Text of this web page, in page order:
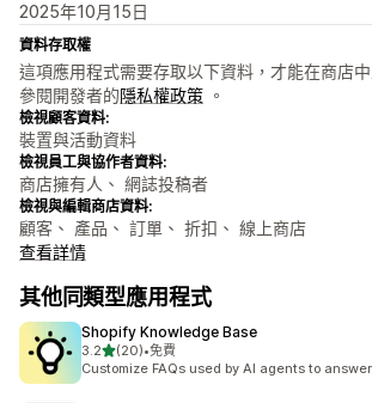
2025年10月15日
資料存取權
這項應用程式需要存取以下資料，才能在商店
參閱開發者的隱私權政策 。
檢視顧客資料:
裝置與活動資料
檢視員工與協作者資料:
商店擁有人、 網誌投稿者
檢視與編輯商店資料:
顧客、 產品、 訂單、 折扣、 線上商店
查看詳情
其他同類型應用程式
Shopify Knowledge Base
3.2滿分 5 顆星
(20)
共有 20 則評價
•免費
Customize FAQs used by AI agents to